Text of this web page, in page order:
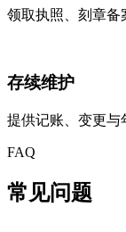
领取执照、刻章备
存续维护
提供记账、变更与
FAQ
常见问题